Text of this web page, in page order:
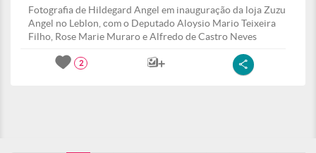
Fotografia de Hildegard Angel em inauguração da loja Zuzu
Angel no Leblon, com o Deputado Aloysio Mario Teixeira
Filho, Rose Marie Muraro e Alfredo de Castro Neves
2